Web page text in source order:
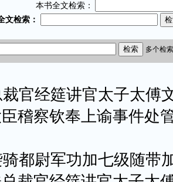
本书全文检索：
经筵讲官太子太傅
稽察钦奉上谕事件处
尉军功加七级随带